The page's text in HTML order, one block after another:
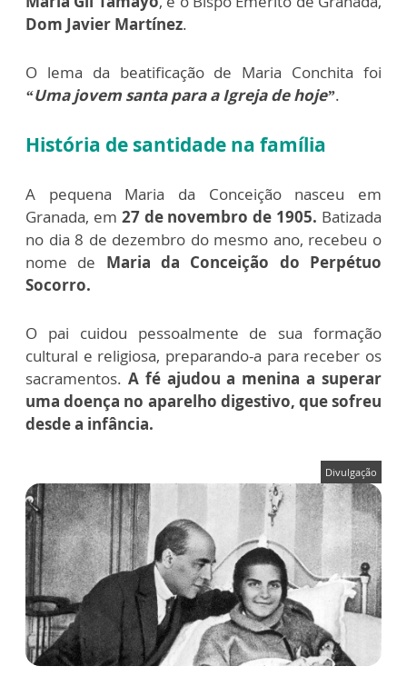
Dom Javier Martínez.
O lema da beatificação de Maria Conchita foi
“Uma jovem santa para a Igreja de hoje”.
História de santidade na família
A pequena Maria da Conceição nasceu em
Granada, em 27 de novembro de 1905. Batizada
no dia 8 de dezembro do mesmo ano, recebeu o
nome de Maria da Conceição do Perpétuo
Socorro.
O pai cuidou pessoalmente de sua formação
cultural e religiosa, preparando-a para receber os
sacramentos. A fé ajudou a menina a superar
uma doença no aparelho digestivo, que sofreu
desde a infância.
Divulgação